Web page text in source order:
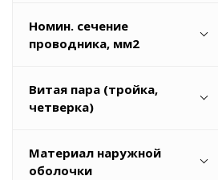
12
2
Весь список
Номин. сечение
проводника, мм2
1
10
Витая пара (тройка,
четверка)
Материал наружной
оболочки